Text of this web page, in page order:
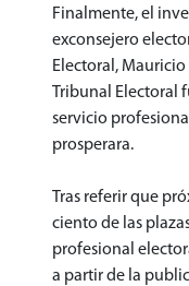
Finalmente, el
exconsejero
Electoral,
Tribunal Electoral
servicio
prosperara.
Tras referir que
ciento de las
profesional
a partir de la